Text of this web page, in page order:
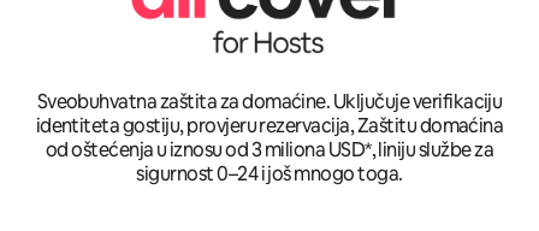
Sveobuhvatna zaštita za domaćine. Uključuje verifikaciju
identiteta gostiju, provjeru rezervacija, Zaštitu domaćina
od oštećenja u iznosu od 3 miliona USD*, liniju službe za
sigurnost 0–24 i još mnogo toga.